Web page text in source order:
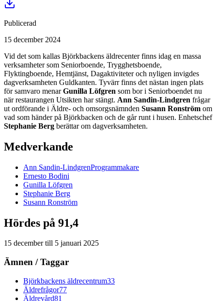
Publicerad
15 december 2024
Vid det som kallas Björkbackens äldrecenter finns idag en massa
verksamheter som Seniorboende, Trygghetsboende,
Flyktingboende, Hemtjänst, Dagaktiviteter och nyligen invigdes
dagverksamheten Guldkanten. Tyvärr finns det nästan ingen plats
för samvaro menarGunilla Löfgren som bor i Seniorboendet nu
när restaurangen Utsikten har stängt. Ann Sandin-Lindgren frågar
ut ordförande i Äldre- och omsorgsnämnden Susann Ronström om
vad som händer på Björkbacken och de går runt i husen. Enhetschef
Stephanie Berg berättar om dagverksamheten.
Medverkande
Ann Sandin-LindgrenProgrammakare
Ernesto Bodini
Gunilla Löfgren
Stephanie Berg
Susann Ronström
Hördes på 91,4
15 decembertill 5 januari 2025
Ämnen / Taggar
Björkbackens äldrecentrum33
Äldrefrågor77
Äldrevård81